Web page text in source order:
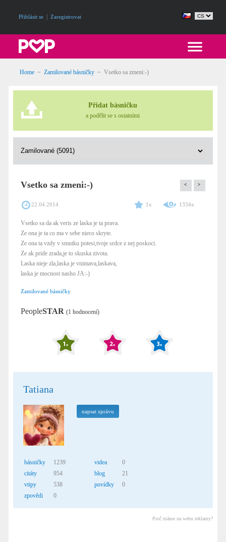
Přihlásit se Zaregistrovat
Home ~ Zamilované básničky ~ Vsetko sa zmeni:-)
Přidat básničku
a podělit se s ostatními
Vsetko sa zmeni:-) < >
22.04.2014 1x 1334x
Vsetko sa da ak veris ze laska je ta prava.
Ze ona je ta co ma v sebe nieco skryte.
Ze ona ta vzdy v smutku potesi,tvoje srdce z nej poskoci.
Ze ak pride zrada,je to skuska zivota.
Laska nieje zla,laska je vnimava,laskava,
laska je mocnost nasho JA:-)
Zamilované básničky
PeopleSTAR (1 hodnocení)
Tatiana
napsat zprávu
básničky
1239
citáty
954
vtipy
538
zpovědi
0
videa
0
blog
21
povídky
0
Proč máme na webu reklamy?